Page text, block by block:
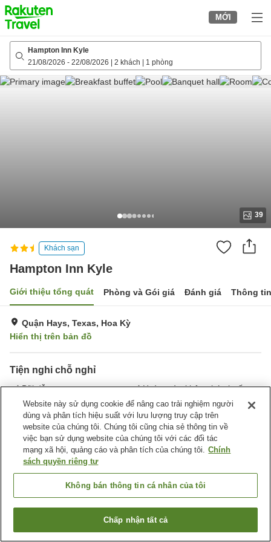
to
top
page
MỚI
Hampton Inn Kyle
21/08/2026 - 22/08/2026 2 khách 1 phòng
39
Khách sạn
Hampton Inn Kyle
Giới thiệu tổng quát Phòng và Gói giá Đánh giá Thông
Quận Hays, Texas, Hoa Kỳ
Hiển thị trên bản đồ
Tiện nghi chỗ nghỉ
Bãi đỗ xe
Hoàn toàn không hút thuốc
Giặt ủi
Phòng họp
Trang chủ Hoa Kỳ Texas Quận Hays Hampton Inn Kyle
Tìm phòng trống
Website này sử dụng cookie để nâng cao trải nghiệm người
dùng và phân tích hiệu suất với lưu lượng truy cập trên
website của chúng tôi. Chúng tôi cũng chia sẻ thông tin về
việc bạn sử dụng website của chúng tôi với các đối tác
mạng xã hội, quảng cáo và phân tích của chúng tôi. Chính
sách quyền riêng tư
Không bán thông tin cá nhân của tôi
Chấp nhận tất cả